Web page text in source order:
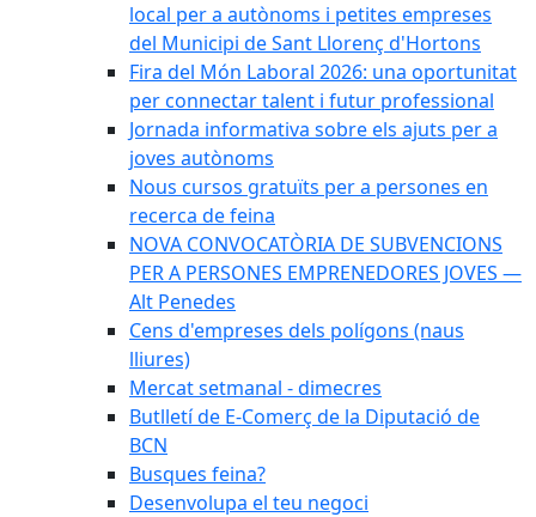
local per a autònoms i petites empreses
del Municipi de Sant Llorenç d'Hortons
Fira del Món Laboral 2026: una oportunitat
per connectar talent i futur professional
Jornada informativa sobre els ajuts per a
joves autònoms
Nous cursos gratuïts per a persones en
recerca de feina
NOVA CONVOCATÒRIA DE SUBVENCIONS
PER A PERSONES EMPRENEDORES JOVES —
Alt Penedes
Cens d'empreses dels polígons (naus
lliures)
Mercat setmanal - dimecres
Butlletí de E-Comerç de la Diputació de
BCN
Busques feina?
Desenvolupa el teu negoci